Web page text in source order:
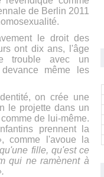
de Berlin 2011
.
le droit des
ont dix ans, l'âge
trouble avec un
même les
on crée une
le projette dans un
de lui-même.
prennent la
comme l'avoue la
fille, qu'est ce
qui ne ramènent à